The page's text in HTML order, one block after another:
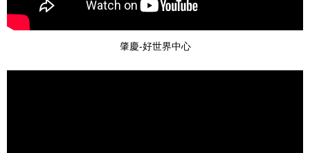
肇慶-好世界中心